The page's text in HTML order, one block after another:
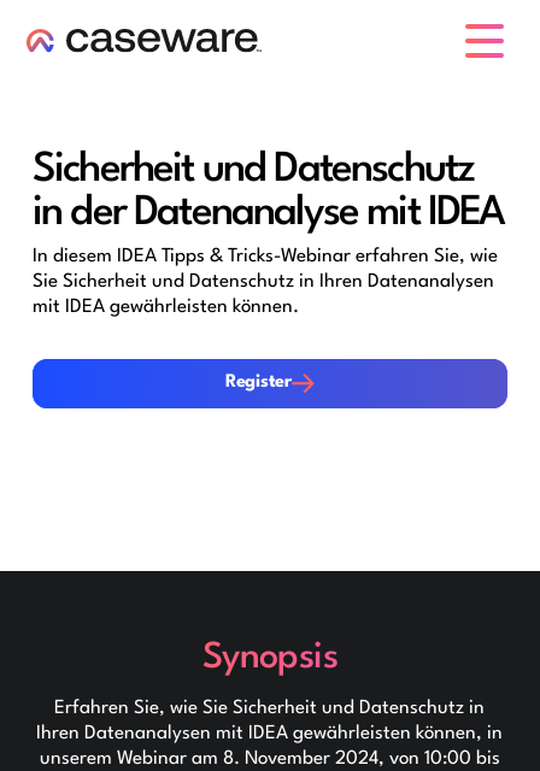
Sicherheit und Datenschutz
in der Datenanalyse mit IDEA
In diesem IDEA Tipps & Tricks-Webinar erfahren Sie, wie
Sie Sicherheit und Datenschutz in Ihren Datenanalysen
mit IDEA gewährleisten können.
Register
Register
Synopsis
Erfahren Sie, wie Sie Sicherheit und Datenschutz in
Ihren Datenanalysen mit IDEA gewährleisten können, in
unserem Webinar am 8. November 2024, von 10:00 bis